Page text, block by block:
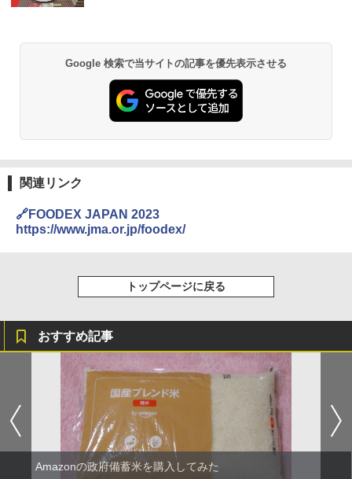
シャープ 過熱水蒸気 オーブンレンジ 26
L コンベクション 2段調理 ホワイト RE-
SS26B-W
3
高効率 15L 一人暮らし 二人暮らし スチ
ーム調理 フラットテーブル トースト機
￥26,130
4
ジ 石窯ドーム ER-D80A(K) ブラック 25
0℃ 1段調理 フラットテーブル 電子レン
ジ 赤外線センサー ノンフライ調理 簡単
お手入れ 小型 新生活 一人暮らし 二人暮
らし ファミリー
￥34,546
Google 検索で当サイトの記事を優先表示させる
関連リンク
🔗FOODEX JAPAN 2023
https://www.jma.or.jp/foodex/
トップページに戻る
おすすめ記事
Amazonの政府備蓄米を購入してみた